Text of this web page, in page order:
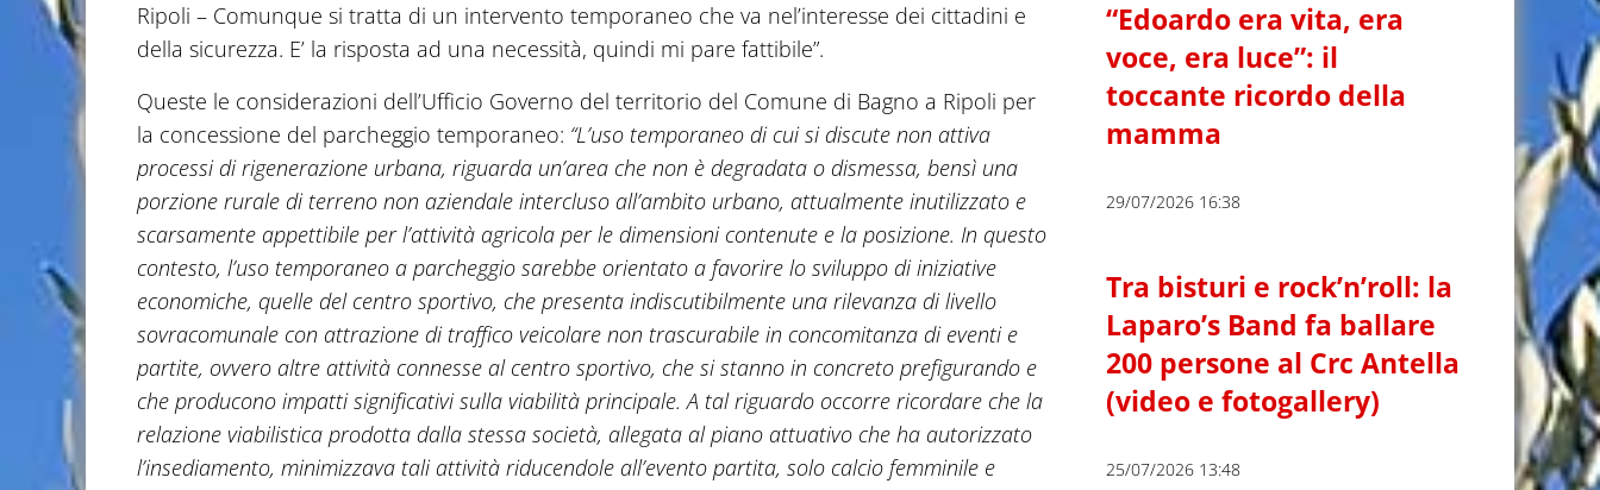
Ripoli – Comunque si tratta di un intervento temporaneo che va nel’interesse dei cittadini e
della sicurezza. E’ la risposta ad una necessità, quindi mi pare fattibile”.
Queste le considerazioni dell’Ufficio Governo del territorio del Comune di Bagno a Ripoli per
la concessione del parcheggio temporaneo: “L’uso temporaneo di cui si discute non attiva
processi di rigenerazione urbana, riguarda un’area che non è degradata o dismessa, bensì una
porzione rurale di terreno non aziendale intercluso all’ambito urbano, attualmente inutilizzato e
scarsamente appettibile per l’attività agricola per le dimensioni contenute e la posizione. In questo
contesto, l’uso temporaneo a parcheggio sarebbe orientato a favorire lo sviluppo di iniziative
economiche, quelle del centro sportivo, che presenta indiscutibilmente una rilevanza di livello
sovracomunale con attrazione di traffico veicolare non trascurabile in concomitanza di eventi e
partite, ovvero altre attività connesse al centro sportivo, che si stanno in concreto prefigurando e
che producono impatti significativi sulla viabilità principale. A tal riguardo occorre ricordare che la
relazione viabilistica prodotta dalla stessa società, allegata al piano attuativo che ha autorizzato
l’insediamento, minimizzava tali attività riducendole all’evento partita, solo calcio femminile e
“Edoardo era vita, era
voce, era luce”: il
toccante ricordo della
mamma
29/07/2026 16:38
Tra bisturi e rock’n’roll: la
Laparo’s Band fa ballare
200 persone al Crc Antella
(video e fotogallery)
25/07/2026 13:48